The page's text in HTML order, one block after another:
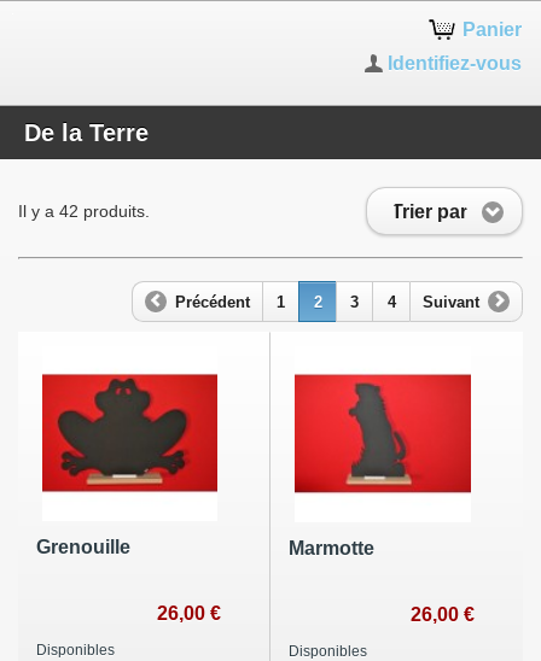
Panier
Identifiez-vous
De la Terre
Trier par
Il y a 42 produits.
Précédent 1 2 3 4 Suivant
Grenouille
26,00 €
Disponibles
Marmotte
26,00 €
Disponibles